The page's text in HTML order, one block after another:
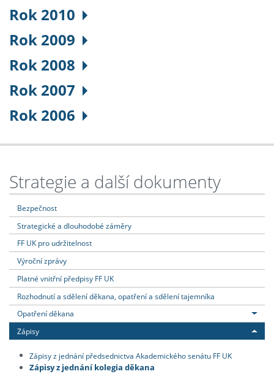
Rok 2010
Rok 2009
Rok 2008
Rok 2007
Rok 2006
Strategie a další dokumenty
Bezpečnost
Strategické a dlouhodobé záměry
FF UK pro udržitelnost
Výroční zprávy
Platné vnitřní předpisy FF UK
Rozhodnutí a sdělení děkana, opatření a sdělení tajemníka
Opatření děkana
Zápisy
Zápisy z jednání předsednictva Akademického senátu FF UK
Zápisy z jednání kolegia děkana